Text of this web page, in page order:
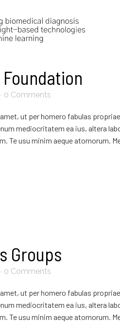
0 Comments
ut per homero fabulas
mediocritatem ea ius, altera
Te usu minim aeque atomorum.
Groups
0 Comments
ut per homero fabulas
mediocritatem ea ius, altera
Te usu minim aeque atomorum.